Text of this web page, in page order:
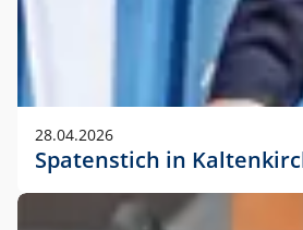
28.04.2026
Spatenstich in